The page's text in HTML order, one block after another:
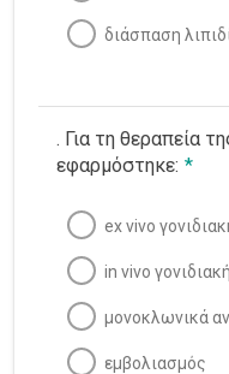
διάσπαση
. Για τη θεραπεία
εφαρμόστηκε: *
ex vivo
in vivo
μονοκλωνικά
εμβολιασμός